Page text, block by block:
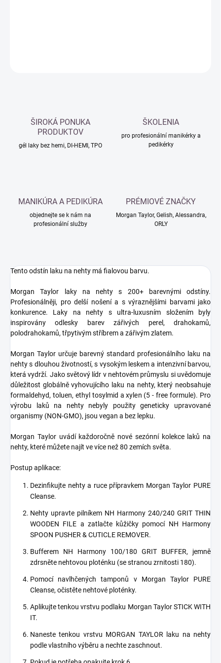
ŠIROKÁ PONUKA
PRODUKTOV
gél laky bez hemi, DI-HEMI, TPO
ŠKOLENIA
pro profesionální manikérky a
pedikérky
MANIKÚRA A PEDIKÚRA
objednejte se k nám na
profesionální služby
PRÉMIOVÉ ZNAČKY
Morgan Taylor, Gelish, Alessandra,
ORLY
Tento odstín laku na nehty má fialovou barvu.
Morgan Taylor laky na nehty s 200+ barevnými odstíny.
Profesionálněji, pro delší nošení a s výraznějšími barvami jako
konkurence. Laky na nehty s ultra-luxusním složením byly
inspirovány odlesky barev zářivých perel, drahokamů,
polodrahokamů, třpytivým stříbrem a zářivým zlatem.
Morgan Taylor určuje barevný standard profesionálního laku na
nehty s dlouhou životností, s vysokým leskem a intenzivní barvou,
která vydrží. Jako světový lídr v nehtovém průmyslu si uvědomuje
důležitost globálně vyhovujícího laku na nehty, který neobsahuje
formaldehyd, toluen, ethyl tosylmid a xylen (5 - free formule). Pro
výrobu laků na nehty nebyly použity geneticky upravované
organismy (NON-GMO), jsou vegan a bez lepku.
Morgan Taylor uvádí každoročně nové sezónní kolekce laků na
nehty, které můžete najít ve více než 80 zemích světa.
Postup aplikace:
Dezinfikujte nehty a ruce přípravkem Morgan Taylor PURE
Cleanse.
Nehty upravte pilníkem NH Harmony 240/240 GRIT THIN
WOODEN FILE a zatlačte kůžičky pomocí NH Harmony
SPOON PUSHER & CUTICLE REMOVER.
Bufferem NH Harmony 100/180 GRIT BUFFER, jemně
zdrsněte nehtovou ploténku (se stranou zrnitosti 180).
Pomocí navlhčených tamponů v Morgan Taylor PURE
Cleanse, očistěte nehtové ploténky.
Aplikujte tenkou vrstvu podlaku Morgan Taylor STICK WITH
IT.
Naneste tenkou vrstvu MORGAN TAYLOR laku na nehty
podle vlastního výběru a nechte zaschnout.